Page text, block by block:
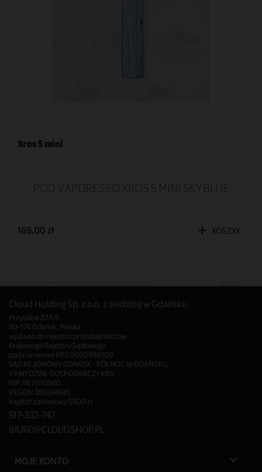
Xros 5 mini
POD VAPORESSO XROS 5 MINI SKY BLUE
169,00 zł KOSZYK
Cloud Holding Sp. z o.o. z siedzibą w Gdańsku
Przytulna 22A/5
80-176 Gdańsk, Polska
wpisana do rejestru przedsiębiorców
Krajowego Rejestru Sądowego
pod numerem KRS 0000998700
SĄD REJONOWY GDAŃSK - PÓŁNOC W GDAŃSKU,
VII WYDZIAŁ GOSPODARCZY KRS
NIP: 9571110560
REGON 381694935
Kapitał zakładowy 5600 zł
517-333-747
BIURO@CLOUDSHOP.PL
MOJE KONTO 